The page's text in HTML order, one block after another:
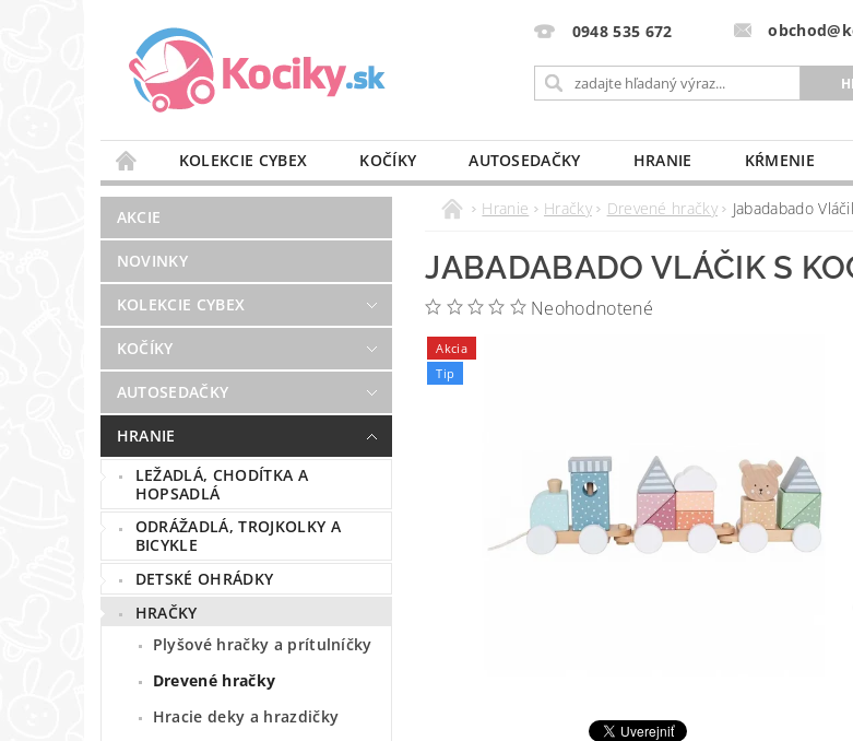
0948 535 672
KOLEKCIE CYBEX KOČÍKY AUTOSEDAČKY HRANIE KŔMENIE
STAROSTLIVOSŤ O VZDUCH
VÝBAVA DO PÔRODNICE MLIEKO A VÝŽIVA PRE
BLOG
PREDAJŇA KONTAKT
AKCIE
NOVINKY
KOLEKCIE CYBEX
KOČÍKY
AUTOSEDAČKY
HRANIE
LEŽADLÁ, CHODÍTKA A
HOPSADLÁ
ODRÁŽADLÁ, TROJKOLKY A
BICYKLE
DETSKÉ OHRÁDKY
HRAČKY
Plyšové hračky a prítulníčky
Drevené hračky
Hracie deky a hrazdičky
Hranie Hračky Drevené hračky Jabadabado
JABADABADO VLÁČIK S
Neohodnotené
Akcia
Tip